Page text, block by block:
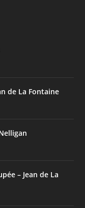
de La Fontaine
– Jean de La